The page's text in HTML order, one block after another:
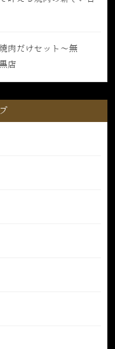
肉だけセット〜無
店